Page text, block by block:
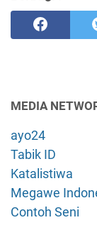
MEDIA
ayo24
Tabik ID
Katalistiwa
Megawe
Contoh Seni